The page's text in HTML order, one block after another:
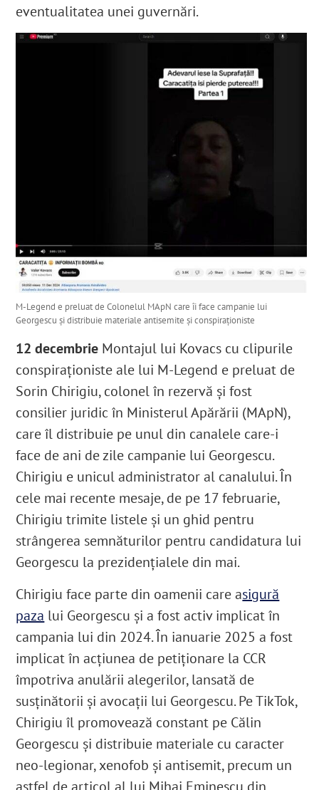
eventualitatea unei guvernări.
M-Legend e preluat de Colonelul MApN care îi face campanie lui
Georgescu și distribuie materiale antisemite și conspiraționiste
12 decembrie Montajul lui Kovacs cu clipurile
conspiraționiste ale lui M-Legend e preluat de
Sorin Chirigiu, colonel în rezervă și fost
consilier juridic în Ministerul Apărării (MApN),
care îl distribuie pe unul din canalele care-i
face de ani de zile campanie lui Georgescu.
Chirigiu e unicul administrator al canalului. În
cele mai recente mesaje, de pe 17 februarie,
Chirigiu trimite listele și un ghid pentru
strângerea semnăturilor pentru candidatura lui
Georgescu la prezidențialele din mai.
Chirigiu face parte din oamenii care asigură
paza lui Georgescu și a fost activ implicat în
campania lui din 2024. În ianuarie 2025 a fost
implicat în acțiunea de petiționare la CCR
împotriva anulării alegerilor, lansată de
susținătorii și avocații lui Georgescu. Pe TikTok,
Chirigiu îl promovează constant pe Călin
Georgescu și distribuie materiale cu caracter
neo-legionar, xenofob și antisemit, precum un